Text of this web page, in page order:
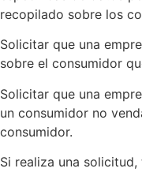
recopilado sobre los
Solicitar que una
sobre el consumidor
Solicitar que una
un consumidor no
consumidor.
Si realiza una